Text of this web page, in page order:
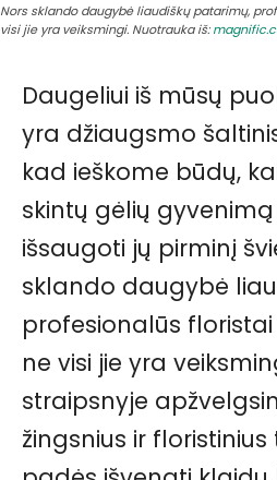
Nors sklando daugybė liaudiškų patarimų,
visi jie yra veiksmingi. Nuotrauka iš:
Daugeliui iš mūsų
yra džiaugsmo
kad ieškome būdų,
skintų gėlių
išsaugoti jų pirminį
sklando daugybė
profesionalūs
ne visi jie yra
straipsnyje
žingsnius ir floristinius